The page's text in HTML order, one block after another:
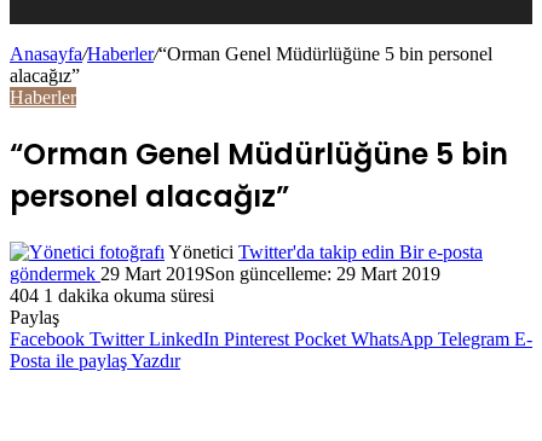
Anasayfa/Haberler/“Orman Genel Müdürlüğüne 5 bin personel
alacağız”
Haberler
“Orman Genel Müdürlüğüne 5 bin
personel alacağız”
Yönetici Twitter'da takip edin Bir e-posta
göndermek 29 Mart 2019Son güncelleme: 29 Mart 2019
404 1 dakika okuma süresi
Paylaş
Facebook Twitter LinkedIn Pinterest Pocket WhatsApp Telegram E-
Posta ile paylaşYazdır